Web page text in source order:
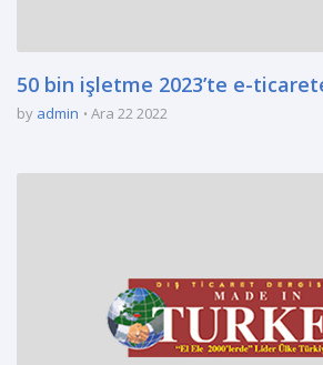
50 bin işletme 2023’te e-
by admin Ara 22 2022